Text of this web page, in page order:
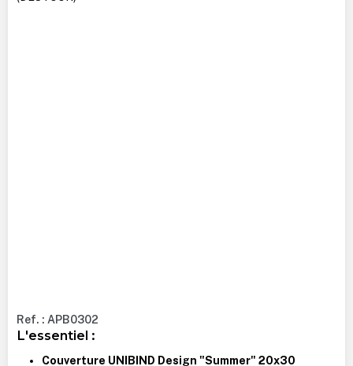
Ref. : APB0302
L'essentiel :
Couverture UNIBIND Design "Summer" 20x30